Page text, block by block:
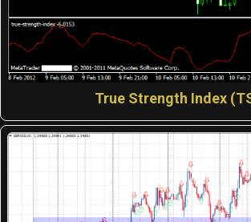
True Strength Index